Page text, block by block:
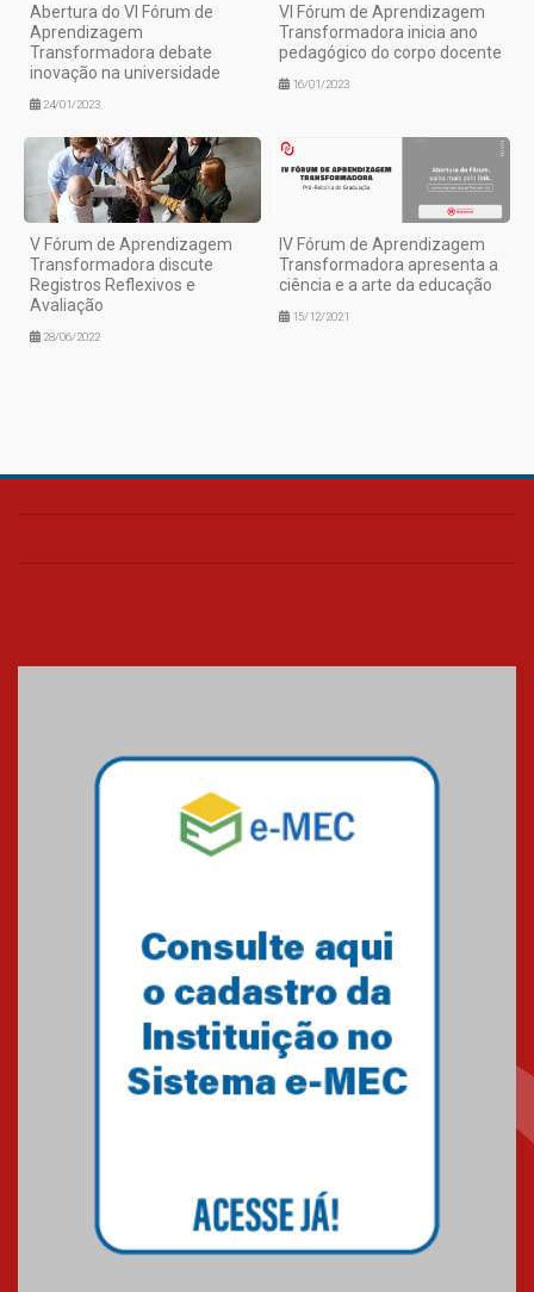
Abertura do VI Fórum de
Aprendizagem
Transformadora debate
inovação na universidade
24/01/2023
VI Fórum de Aprendizagem
Transformadora inicia ano
pedagógico do corpo docente
16/01/2023
V Fórum de Aprendizagem
Transformadora discute
Registros Reflexivos e
Avaliação
28/06/2022
IV Fórum de Aprendizagem
Transformadora apresenta a
ciência e a arte da educação
15/12/2021